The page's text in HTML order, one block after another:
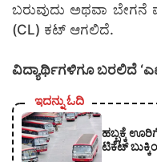
ಬರುವುದು ಅಥವಾ
(CL) ಕಟ್ ಆಗಲಿದೆ.
ವಿದ್ಯಾರ್ಥಿಗಳಿಗೂ ಬರಲಿದೆ
ಇದನ್ನು ಓದಿ
ಹಬ್ಬಕ್ಕೆ
ಟಿಕೆಟ್